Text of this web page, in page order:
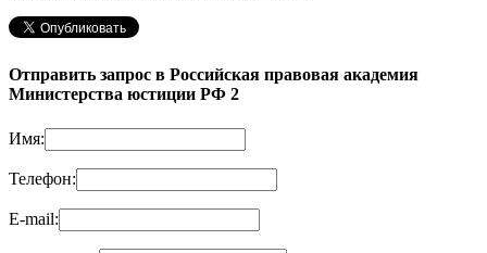
Отправить запрос в Российская правовая академия
Министерства юстиции РФ 2
Имя:
Телефон:
E-mail: